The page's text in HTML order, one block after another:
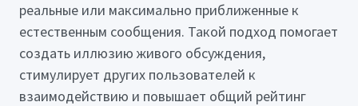
реальные или максимально приближенные к
естественным сообщения. Такой подход помогает
создать иллюзию живого обсуждения,
стимулирует других пользователей к
взаимодействию и повышает общий рейтинг